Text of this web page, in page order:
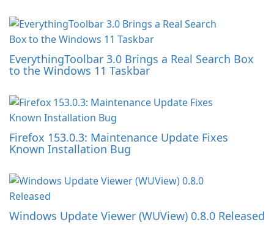
EverythingToolbar 3.0 Brings a Real Search Box
to the Windows 11 Taskbar
Firefox 153.0.3: Maintenance Update Fixes
Known Installation Bug
Windows Update Viewer (WUView) 0.8.0 Released